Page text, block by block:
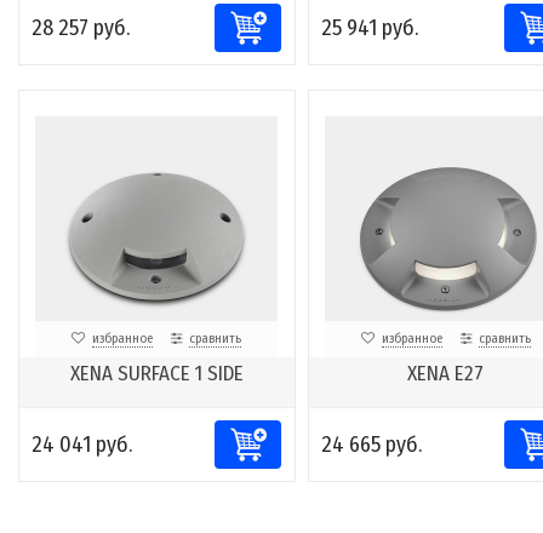
28 257 руб. 25 941 руб.
избранное сравнить
XENA SURFACE 1 SIDE
24 041 руб.
избранное сравнить
XENA E27
24 665 руб.